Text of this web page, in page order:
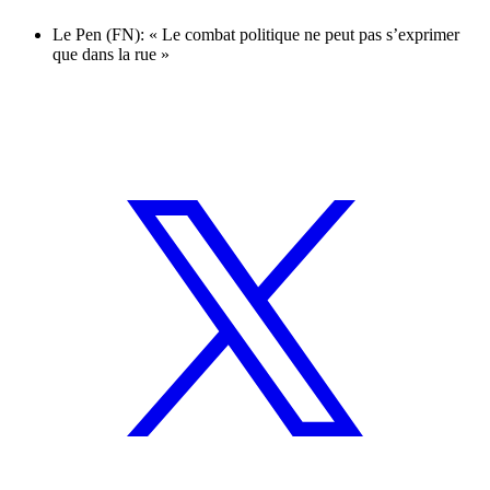
Le Pen (FN): « Le combat politique ne peut pas s’exprimer
que dans la rue »